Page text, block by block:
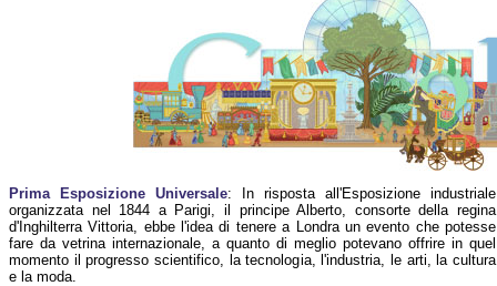
Prima Esposizione Universale: In risposta all'Esposizione industriale
organizzata nel 1844 a Parigi, il principe Alberto, consorte della regina
d'Inghilterra Vittoria, ebbe l'idea di tenere a Londra un evento che potesse
fare da vetrina internazionale, a quanto di meglio potevano offrire in quel
momento il progresso scientifico, la tecnologia, l'industria, le arti, la cultura
e la moda.